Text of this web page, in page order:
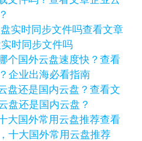
查看文章
时同步文件吗
查看
企业出海必看指南
查看文
盘还是国内云盘？
查看
十大国外常用云盘推荐